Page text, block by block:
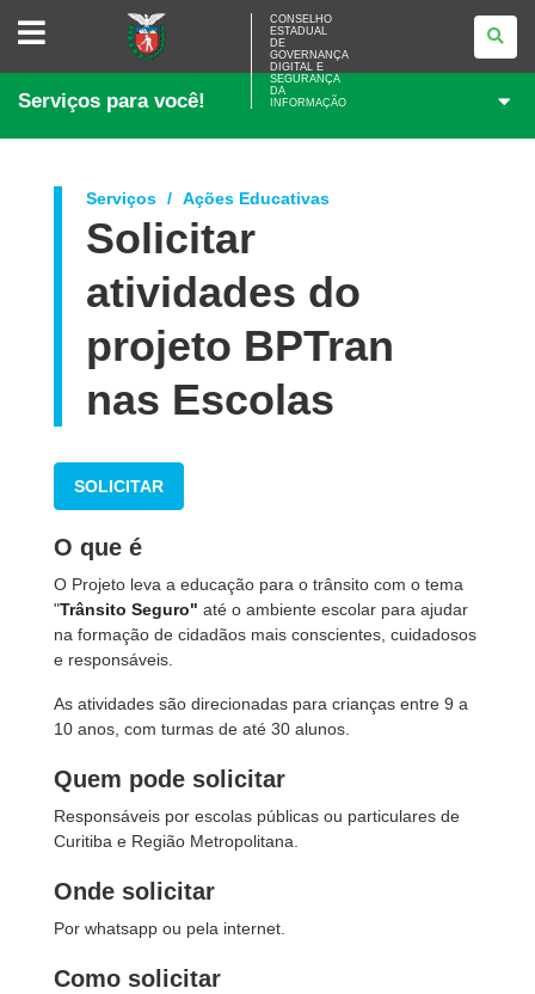
CONSELHO
ESTADUAL
GOVERNANÇA
E
DA
CONSELHO
ESTADUAL
DE
GOVERNANÇA
DIGITAL E
SEGURANÇA
DA
INFORMAÇÃO
Serviços para você!
Serviços Ações Educativas
Solicitar
atividades do
projeto BPTran
nas Escolas
SOLICITAR
O que é
O Projeto leva a educação para o trânsito com o tema
"Trânsito Seguro" até o ambiente escolar para ajudar
na formação de cidadãos mais conscientes, cuidadosos
e responsáveis.
As atividades são direcionadas para crianças entre 9 a
10 anos, com turmas de até 30 alunos.
Quem pode solicitar
Responsáveis por escolas públicas ou particulares de
Curitiba e Região Metropolitana.
Onde solicitar
Por whatsapp ou pela internet.
Como solicitar